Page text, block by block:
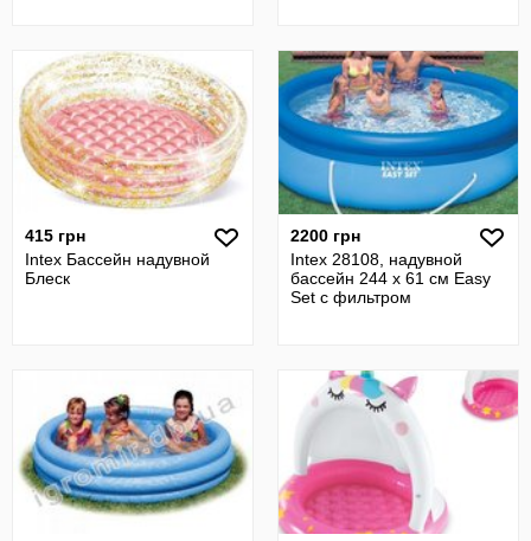
415 грн
Intex Бассейн надувной
Блеск
2200 грн
Intex 28108, надувной
бассейн 244 x 61 см Easy
Set с фильтром